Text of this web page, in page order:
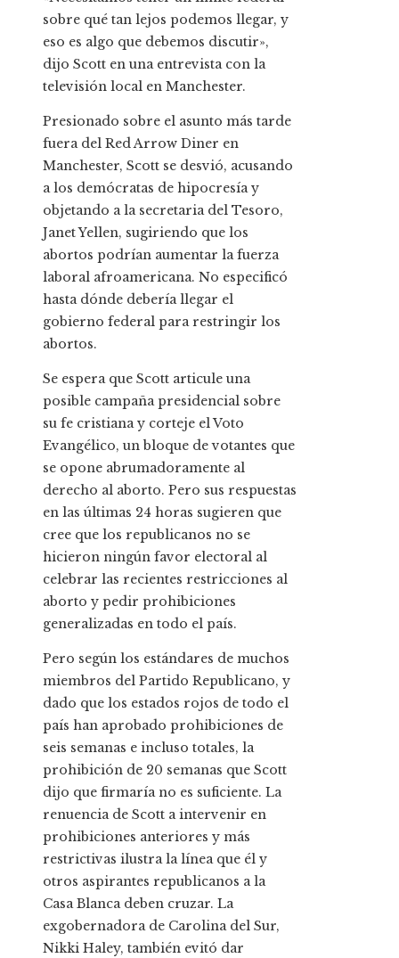
sobre qué tan lejos podemos llegar, y
eso es algo que debemos discutir»,
dijo Scott en una entrevista con la
televisión local en Manchester.
Presionado sobre el asunto más tarde
fuera del Red Arrow Diner en
Manchester, Scott se desvió, acusando
a los demócratas de hipocresía y
objetando a la secretaria del Tesoro,
Janet Yellen, sugiriendo que los
abortos podrían aumentar la fuerza
laboral afroamericana. No especificó
hasta dónde debería llegar el
gobierno federal para restringir los
abortos.
Se espera que Scott articule una
posible campaña presidencial sobre
su fe cristiana y corteje el Voto
Evangélico, un bloque de votantes que
se opone abrumadoramente al
derecho al aborto. Pero sus respuestas
en las últimas 24 horas sugieren que
cree que los republicanos no se
hicieron ningún favor electoral al
celebrar las recientes restricciones al
aborto y pedir prohibiciones
generalizadas en todo el país.
Pero según los estándares de muchos
miembros del Partido Republicano, y
dado que los estados rojos de todo el
país han aprobado prohibiciones de
seis semanas e incluso totales, la
prohibición de 20 semanas que Scott
dijo que firmaría no es suficiente. La
renuencia de Scott a intervenir en
prohibiciones anteriores y más
restrictivas ilustra la línea que él y
otros aspirantes republicanos a la
Casa Blanca deben cruzar. La
exgobernadora de Carolina del Sur,
Nikki Haley, también evitó dar